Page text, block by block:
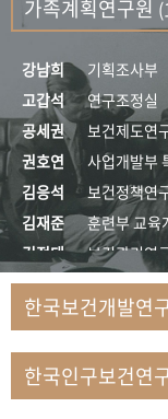
간행물 변천사
기록물 아카이브
사진 아카이브 문
50+1주년 기념
성과 50선 숫자로
세계와 함께 한
VR 역사관
가족계획연구원
강남희
기획조사부
고갑석
연구조정실
공세권
보건제도연
권호연
사업개발부
김응석
보건정책연
김재준
훈련부 교육
김정태
보건관리연
김지자
연구부 사회
김태룡
조사평가부
문현상
가족복지연
박인화
보건정책연
한국보건개발연
한국인구보건연